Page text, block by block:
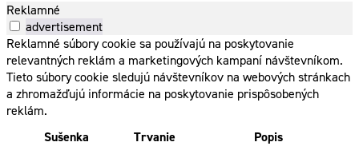
Reklamné
advertisement
Reklamné súbory cookie sa používajú na poskytovanie
relevantných reklám a marketingových kampaní návštevníkom.
Tieto súbory cookie sledujú návštevníkov na webových stránkach
a zhromažďujú informácie na poskytovanie prispôsobených
reklám.
Sušenka
Trvanie Popis